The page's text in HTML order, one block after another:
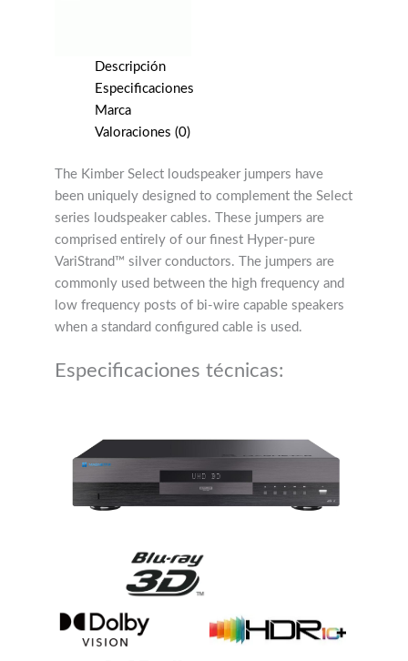
Descripción
Especificaciones
Marca
Valoraciones (0)
The Kimber Select loudspeaker jumpers have
been uniquely designed to complement the Select
series loudspeaker cables. These jumpers are
comprised entirely of our finest Hyper-pure
VariStrand™ silver conductors. The jumpers are
commonly used between the high frequency and
low frequency posts of bi-wire capable speakers
when a standard configured cable is used.
Especificaciones técnicas: